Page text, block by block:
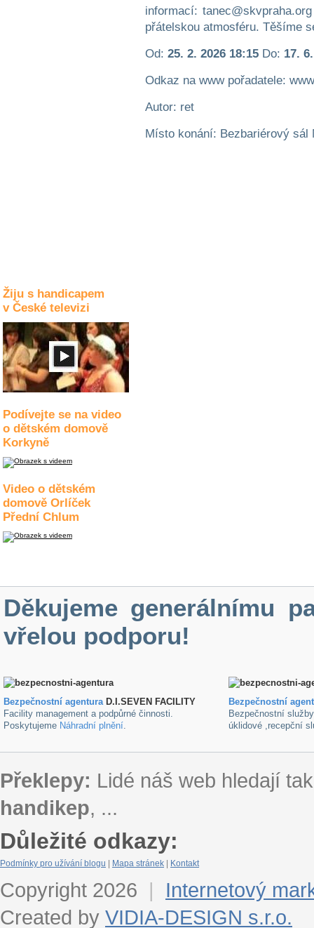
Žiju s handicapem
v České televizi
Podívejte se na video
o dětském domově
Korkyně
Video o dětském
domově Orlíček
Přední Chlum
informací:
přátelskou atmosféru. Těšíme
Od: 25. 2. 2026 18:15 Do: 17.
Odkaz na www pořadatele:
Autor: ret
Místo konání: Bezbariérový sál
Děkujeme generálnímu
vřelou podporu!
Bezpečnostní agenturaD.I.SEVEN FACILITY
Facility management a podpůrné činnosti.
Poskytujeme Náhradní plnění.
Bezpečnostní
Bezpečnostní
úklidové ,recepční
Překlepy: Lidé náš web hledají
handikep, ...
Důležité odkazy:
Podmínky pro užívání blogu Mapa stránek Kontakt
Copyright 2026 |
Internetový
Created by VIDIA-DESIGN s.r.o.